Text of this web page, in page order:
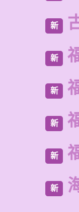
新
新
新
新
新
新